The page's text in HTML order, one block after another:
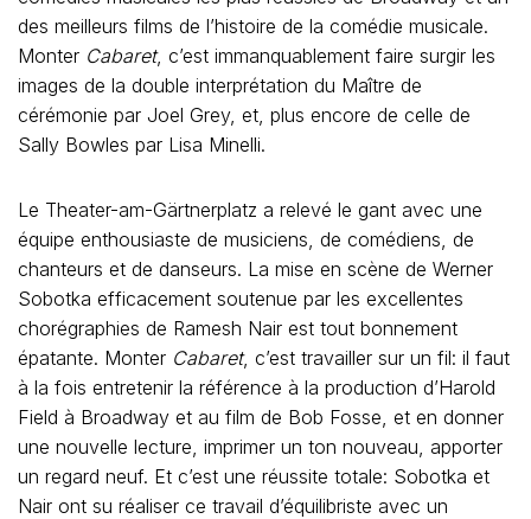
des meilleurs films de l’histoire de la comédie musicale.
Monter Cabaret, c’est immanquablement faire surgir les
images de la double interprétation du Maître de
cérémonie par Joel Grey, et, plus encore de celle de
Sally Bowles par Lisa Minelli.
Le Theater-am-Gärtnerplatz a relevé le gant avec une
équipe enthousiaste de musiciens, de comédiens, de
chanteurs et de danseurs. La mise en scène de Werner
Sobotka efficacement soutenue par les excellentes
chorégraphies de Ramesh Nair est tout bonnement
épatante. Monter Cabaret, c’est travailler sur un fil: il faut
à la fois entretenir la référence à la production d’Harold
Field à Broadway et au film de Bob Fosse, et en donner
une nouvelle lecture, imprimer un ton nouveau, apporter
un regard neuf. Et c’est une réussite totale: Sobotka et
Nair ont su réaliser ce travail d’équilibriste avec un